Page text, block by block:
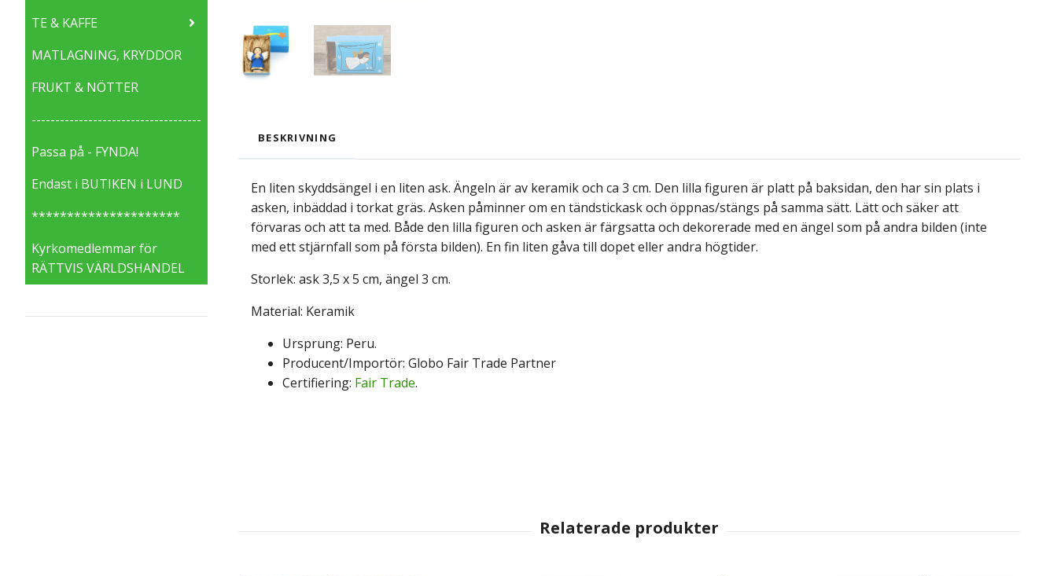
TE & KAFFE
MATLAGNING, KRYDDOR
FRUKT & NÖTTER
------------------------------------
Passa på - FYNDA!
Endast i BUTIKEN i LUND
*********************
Kyrkomedlemmar för
RÄTTVIS VÄRLDSHANDEL
BESKRIVNING
En liten skyddsängel i en liten ask. Ängeln är av keramik och ca 3 cm. Den lilla figuren är platt på baksidan, den har sin plats i
asken, inbäddad i torkat gräs. Asken påminner om en tändstickask och öppnas/stängs på samma sätt. Lätt och säker att
förvaras och att ta med. Både den lilla figuren och asken är färgsatta och dekorerade med en ängel som på andra bilden (inte
med ett stjärnfall som på första bilden). En fin liten gåva till dopet eller andra högtider.
Storlek: ask 3,5 x 5 cm, ängel 3 cm.
Material: Keramik
Ursprung: Peru.
Producent/Importör: Globo Fair Trade Partner
Certifiering: Fair Trade.